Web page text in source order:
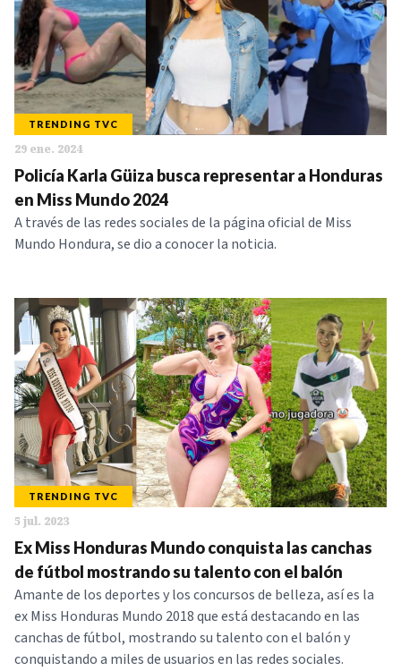
TRENDING TVC
29 ene. 2024
Policía Karla Güiza busca representar a Honduras
en Miss Mundo 2024
A través de las redes sociales de la página oficial de Miss
Mundo Hondura, se dio a conocer la noticia.
TRENDING TVC
5 jul. 2023
Ex Miss Honduras Mundo conquista las canchas
de fútbol mostrando su talento con el balón
Amante de los deportes y los concursos de belleza, así es la
ex Miss Honduras Mundo 2018 que está destacando en las
canchas de fútbol, mostrando su talento con el balón y
conquistando a miles de usuarios en las redes sociales.